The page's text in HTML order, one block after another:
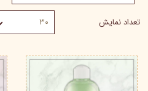
تعداد نمایش ۳۰